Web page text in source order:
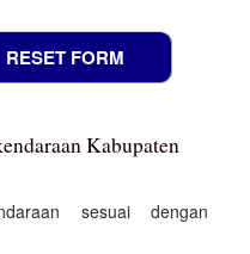
Kabupaten
sesuai dengan